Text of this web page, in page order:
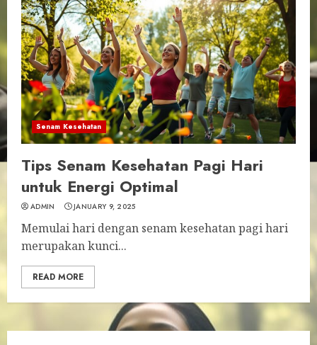
Senam Kesehatan
Tips Senam Kesehatan Pagi Hari
untuk Energi Optimal
ADMIN JANUARY 9, 2025
Memulai hari dengan senam kesehatan pagi hari
merupakan kunci...
READ MORE